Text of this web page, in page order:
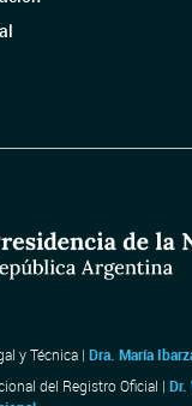
y Técnica | Dra. María
del Registro Oficial | Dr.